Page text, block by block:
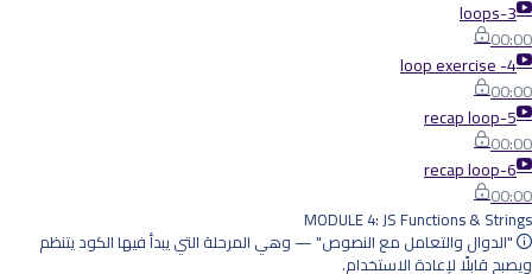
3-loops
00:00
4- loop exercise
00:00
5-recap loop
00:00
6-recap loop
00:00
MODULE 4: JS Functions & Strings
"الدوال والتعامل مع النصوص" — وهي المرحلة التي يبدأ فيها الكود يتنظم
ويصبح قابلًا لإعادة الاستخدام.